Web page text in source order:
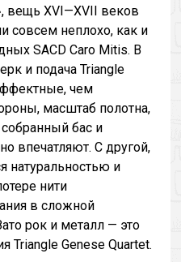
вещь XVI—XVII веков
совсем неплохо, как и
SACD Caro Mitis. В
и подача Triangle
чем
масштаб полотна,
бас и
впечатляют. С другой,
натуральностью и
нити
в сложной
рок и металл — это
Triangle Genese Quartet.